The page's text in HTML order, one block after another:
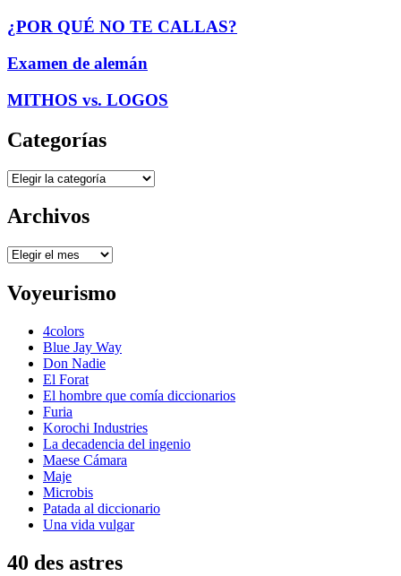
¿POR QUÉ NO TE CALLAS?
Examen de alemán
MITHOS vs. LOGOS
Categorías
Categorías
Archivos
Archivos
Voyeurismo
4colors
Blue Jay Way
Don Nadie
El Forat
El hombre que comía diccionarios
Furia
Korochi Industries
La decadencia del ingenio
Maese Cámara
Maje
Microbis
Patada al diccionario
Una vida vulgar
40 des astres